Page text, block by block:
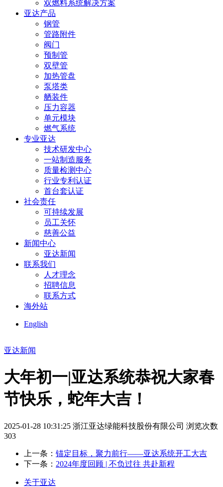
双燃料系统解决方案
亚达产品
钢管
管路附件
阀门
预制管
双壁管
加热管盘
泵塔类
舾装件
压力容器
单元模块
燃气系统
专业亚达
技术研发中心
一站制造服务
质量检测中心
行业专利认证
首台套认证
社会责任
可持续发展
员工关怀
慈善公益
新闻中心
亚达新闻
联系我们
人才理念
招聘信息
联系方式
海外站
English
亚达新闻
大年初一|亚达系统恭祝大家春
节快乐，蛇年大吉！
2025-01-28 10:31:25 浙江亚达绿能科技股份有限公司 浏览次数
303
上一条： 锚定目标，聚力前行——亚达系统开工大吉
下一条： 2024年度回顾 | 不负过往 共赴新程
关于亚达